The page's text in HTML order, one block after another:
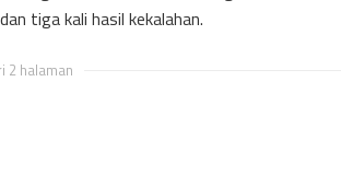
tiga kali hasil kekalahan.
2 halaman